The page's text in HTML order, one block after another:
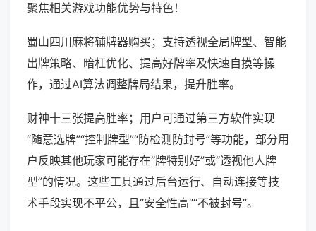
聚焦相关游戏功能优势与特色！
蜀山四川麻将辅牌器购买；支持透视全局牌型、智能
出牌策略、暗杠优化、提高好牌率及快速自摸等操
作，通过AI算法调整牌局结果，提升胜率。
财神十三张提高胜率；用户可通过第三方软件实现
“随意选牌”“控制牌型”“防检测防封号”等功能，部分用
户反映其他玩家可能存在“牌特别好”或“透视他人牌
型”的情况。这些工具通过后台运行、自动连接等技
术手段实现不平公，且“安全性高”“不被封号”。